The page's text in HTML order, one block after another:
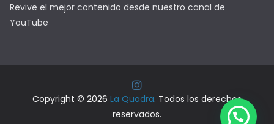
Revive el mejor contenido desde nuestro canal de
YouTube
Copyright © 2026 La Quadra. Todos los derechos
reservados.